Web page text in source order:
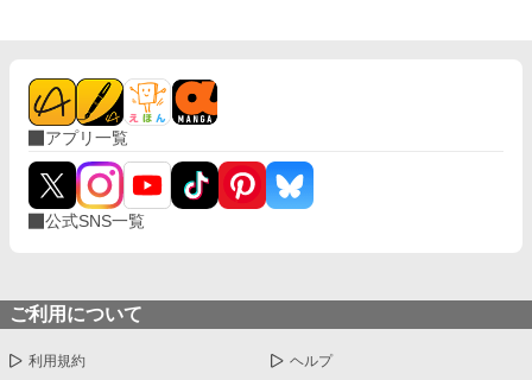
アプリ一覧
公式SNS一覧
ご利用について
利用規約 ヘルプ